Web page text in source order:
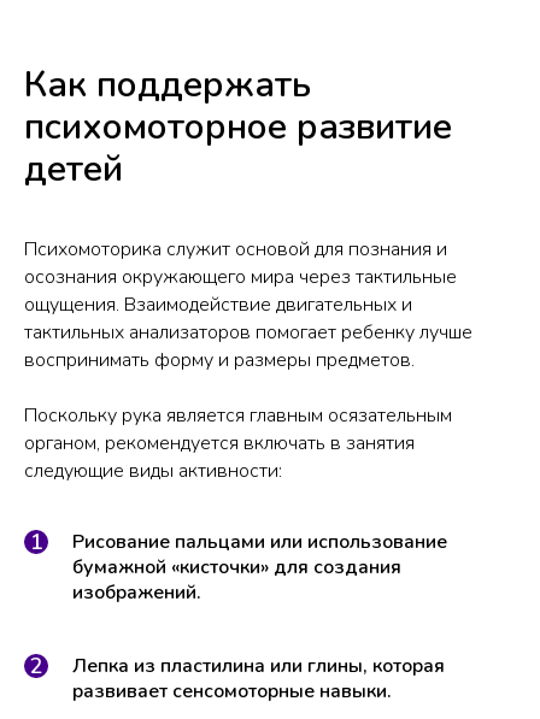
Как поддержать
психомоторное развитие
детей
Психомоторика служит основой для познания и
осознания окружающего мира через тактильные
ощущения. Взаимодействие двигательных и
тактильных анализаторов помогает ребенку лучше
воспринимать форму и размеры предметов.
Поскольку рука является главным осязательным
органом, рекомендуется включать в занятия
следующие виды активности:
Рисование пальцами или использование
бумажной «кисточки» для создания
изображений.
Лепка из пластилина или глины, которая
развивает сенсомоторные навыки.